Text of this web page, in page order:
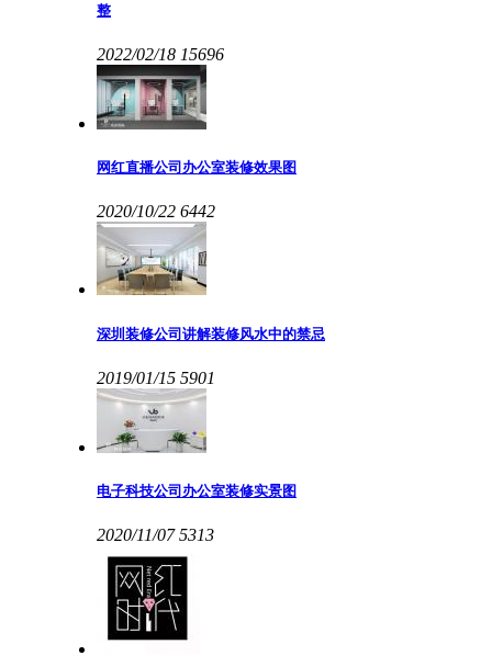
整
2022/02/18 15696
网红直播公司办公室装修效果图
2020/10/22 6442
深圳装修公司讲解装修风水中的禁忌
2019/01/15 5901
电子科技公司办公室装修实景图
2020/11/07 5313